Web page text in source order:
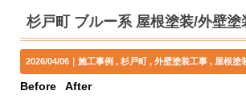
杉戸町 ブルー系 屋根塗装/外壁塗
2026/04/06｜施工事例 杉戸町 外壁塗装工事 屋根塗
Before After